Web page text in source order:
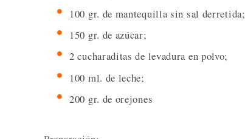
100 gr. de mantequilla sin sal derretida;
150 gr. de azúcar;
2 cucharaditas de levadura en polvo;
100 ml. de leche;
200 gr. de orejones